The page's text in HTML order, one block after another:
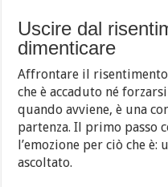
Uscire dal
dimenticare
Affrontare il
che è accaduto né
quando avviene, è una
partenza. Il primo passo
l’emozione per ciò che
ascoltato.